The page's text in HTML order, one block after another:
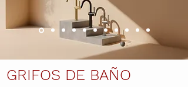
GRIFOS DE BAÑO